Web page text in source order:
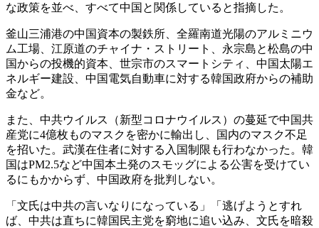
な政策を並べ、すべて中国と関係していると指摘した。
釜山三浦港の中国資本の製鉄所、全羅南道光陽のアルミニウ
ム工場、江原道のチャイナ・ストリート、永宗島と松島の中
国からの投機的資本、世宗市のスマートシティ、中国太陽エ
ネルギー建設、中国電気自動車に対する韓国政府からの補助
金など。
また、中共ウイルス（新型コロナウイルス）の蔓延で中国共
産党に4億枚ものマスクを密かに輸出し、国内のマスク不足
を招いた。武漢在住者に対する入国制限も行わなかった。韓
国はPM2.5など中国本土発のスモッグによる公害を受けてい
るにもかからず、中国政府を批判しない。
「文氏は中共の言いなりになっている」「逃げようとすれ
ば、中共は直ちに韓国民主党を窮地に追い込み、文氏を暗殺